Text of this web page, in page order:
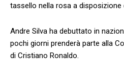
tassello nella rosa a disposizione
Andre Silva ha debuttato in
pochi giorni prenderà parte alla
di Cristiano Ronaldo.